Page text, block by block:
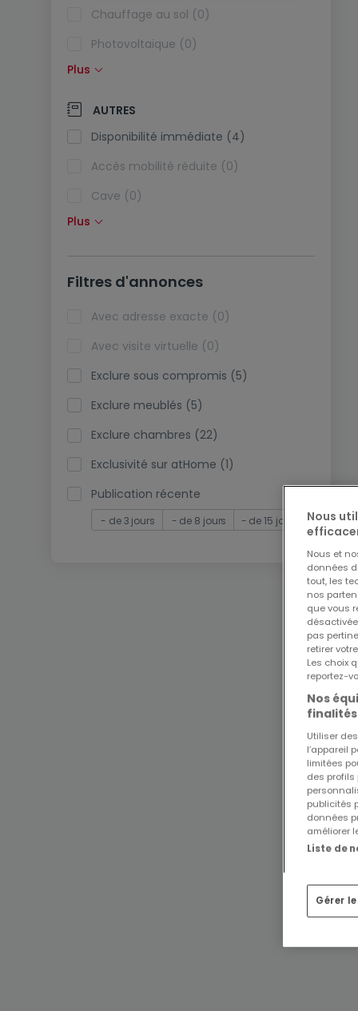
Chauffage au sol (0)
Photovoltaïque (0)
Panneaux solaires (0)
Pompe à chaleur (0)
Climatisation (0)
Fibre optique (0)
Plus
AUTRES
Disponibilité immédiate (4)
Accès mobilité réduite (0)
Cave (0)
Grenier (0)
Ascenseur (0)
Animaux acceptés (0)
Biens de vacances (0)
Plus
Filtres d'annonces
Avec adresse exacte (0)
Avec visite virtuelle (0)
Exclure sous compromis (5)
Exclure meublés (5)
Exclure chambres (22)
Exclusivité sur atHome (1)
Publication récente
- de 3 jours - de 8 jours - de 15 jours
Nous
Nous et
données
tout, les
nos
que vous
pas
retirer
Les choix
reportez-
Nos
Utiliser
l’appareil
limitées
des
publicités
données
améliorer
Liste de
Gérer